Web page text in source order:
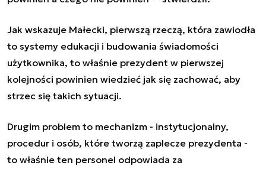
Jak wskazuje Małecki, pierwszą rzeczą, która zawiodła
to systemy edukacji i budowania świadomości
użytkownika, to właśnie prezydent w pierwszej
kolejności powinien wiedzieć jak się zachować, aby
strzec się takich sytuacji.
Drugim problem to mechanizm - instytucjonalny,
procedur i osób, które tworzą zaplecze prezydenta -
to właśnie ten personel odpowiada za